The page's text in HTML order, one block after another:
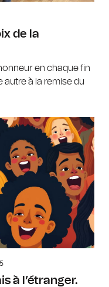
de la
en chaque fin
autre à la remise du
à l’étranger.